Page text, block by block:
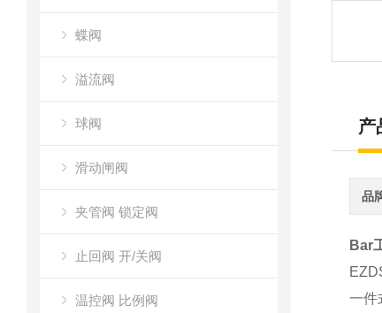
蝶阀
溢流阀
球阀
滑动闸阀
夹管阀 锁定阀
止回阀 开/关阀
温控阀 比例阀
产
品
Bar
一件